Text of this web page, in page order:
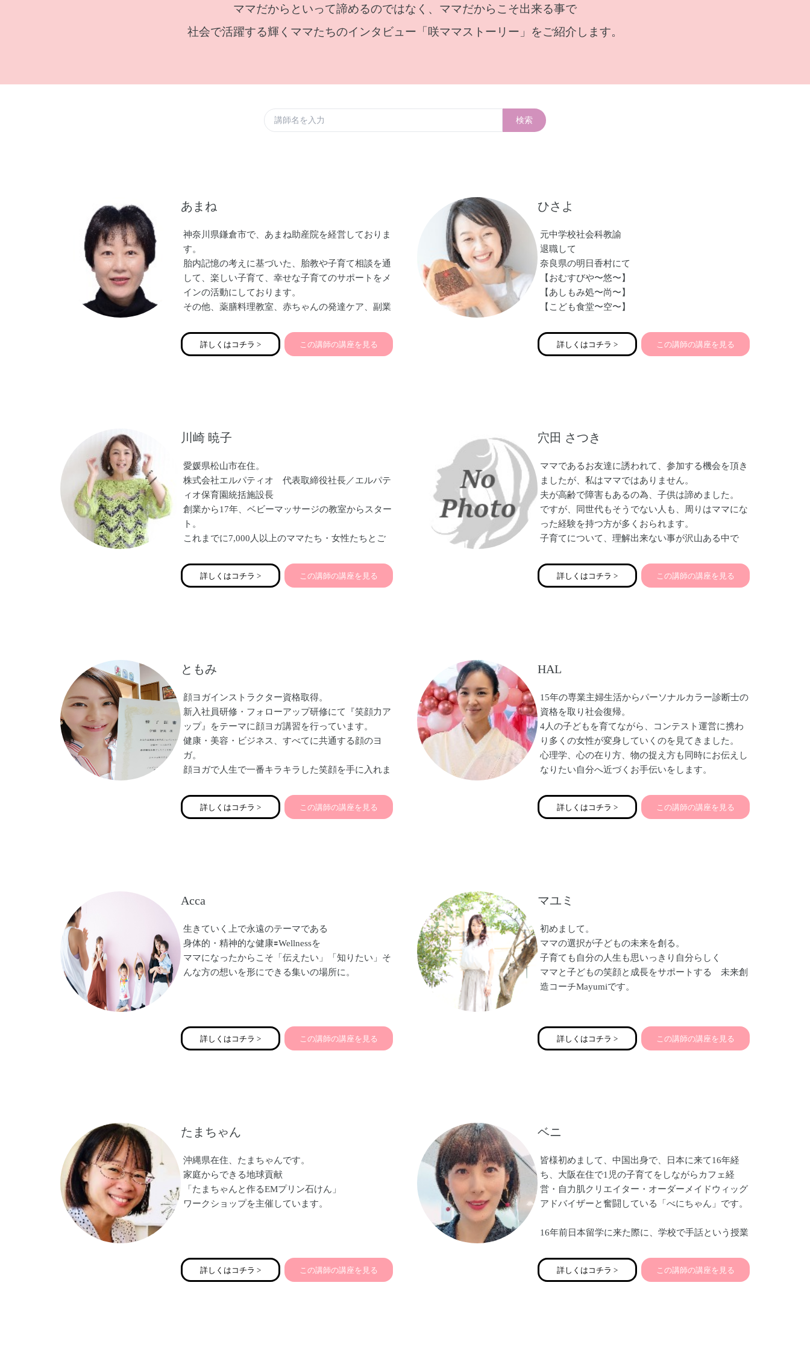
ママだからといって諦めるのではなく、ママだからこそ出来る事で
社会で活躍する輝くママたちのインタビュー「咲ママストーリー」をご紹介します。
検索
あまね
神奈川県鎌倉市で、あまね助産院を経営しておりま
す。
胎内記憶の考えに基づいた、胎教や子育て相談を通
して、楽しい子育て、幸せな子育てのサポートをメ
インの活動にしております。
その他、薬膳料理教室、赤ちゃんの発達ケア、副業
詳しくはコチラ > この講師の講座を見る
ひさよ
元中学校社会科教諭
退職して
奈良県の明日香村にて
【おむすびや〜悠〜】
【あしもみ処〜尚〜】
【こども食堂〜空〜】
【トーキョーコーヒー112@あすか】
を主宰
詳しくはコチラ > この講師の講座を見る
川崎 暁子
愛媛県松山市在住。
株式会社エルパティオ 代表取締役社長／エルパテ
ィオ保育園統括施設長
創業から17年、ベビーマッサージの教室からスター
ト。
これまでに7,000人以上のママたち・女性たちとご
人と地球に優しい未来を創る」ために事業展開して
います。
詳しくはコチラ > この講師の講座を見る
穴田 さつき
ママであるお友達に誘われて、参加する機会を頂き
ましたが、私はママではありません。
夫が高齢で障害もあるの為、子供は諦めました。
ですが、同世代もそうでない人も、周りはママにな
った経験を持つ方が多くおられます。
子育てについて、理解出来ない事が沢山ある中で
ていきたいと思ってます。
誰かのママではなく、みんなのママ。
詳しくはコチラ > この講師の講座を見る
ともみ
顔ヨガインストラクター資格取得。
新入社員研修・フォローアップ研修にて『笑顔力ア
ップ』をテーマに顔ヨガ講習を行っています。
健康・美容・ビジネス、すべてに共通する顔のヨ
ガ。
顔ヨガで人生で一番キラキラした笑顔を手に入れま
詳しくはコチラ > この講師の講座を見る
HAL
15年の専業主婦生活からパーソナルカラー診断士の
資格を取り社会復帰。
4人の子どもを育てながら、コンテスト運営に携わ
り多くの女性が変身していくのを見てきました。
心理学、心の在り方、物の捉え方も同時にお伝えし
なりたい自分へ近づくお手伝いをします。
詳しくはコチラ > この講師の講座を見る
Acca
生きていく上で永遠のテーマである
身体的・精神的な健康🟰Wellnessを
ママになったからこそ「伝えたい」「知りたい」そ
んな方の想いを形にできる集いの場所に。
詳しくはコチラ > この講師の講座を見る
マユミ
初めまして。
ママの選択が子どもの未来を創る。
子育ても自分の人生も思いっきり自分らしく
ママと子どもの笑顔と成長をサポートする 未来創
造コーチMayumiです。
ートをしてきました。そして現在県立高校で化学基
礎を教えています。また週に1度通信高校に通う高
詳しくはコチラ > この講師の講座を見る
たまちゃん
沖縄県在住、たまちゃんです。
家庭からできる地球貢献
「たまちゃんと作るEMプリン石けん」
ワークショップを主催しています。
詳しくはコチラ > この講師の講座を見る
ベニ
皆様初めまして、中国出身で、日本に来て16年経
ち、大阪在住で1児の子育てをしながらカフェ経
営・自力肌クリエイター・オーダーメイドウィッグ
アドバイザーと奮闘している「べにちゃん」です。
16年前日本留学に来た際に、学校で手話という授業
ました。
詳しくはコチラ > この講師の講座を見る